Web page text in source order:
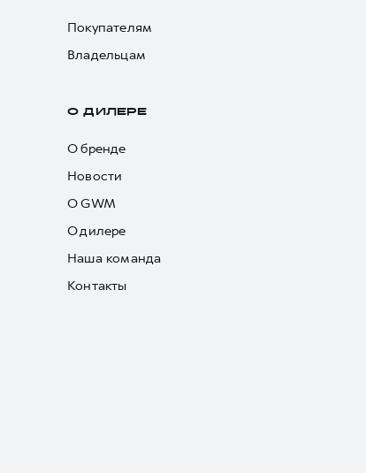
Покупателям
Владельцам
О ДИЛЕРЕ
О бренде
Новости
О GWM
О дилере
Наша команда
Контакты